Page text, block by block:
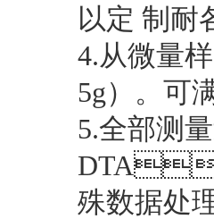
以定 制耐
4.从微量样
5g）。
5.全部测量
DTA
殊数据处理